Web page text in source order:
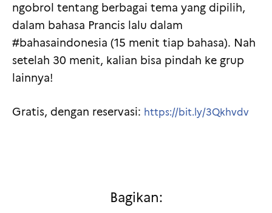
ngobrol tentang berbagai tema yang dipilih,
dalam bahasa Prancis lalu dalam
#bahasaindonesia (15 menit tiap bahasa). Nah
setelah 30 menit, kalian bisa pindah ke grup
lainnya!
Gratis, dengan reservasi: https://bit.ly/3Qkhvdv
Bagikan: